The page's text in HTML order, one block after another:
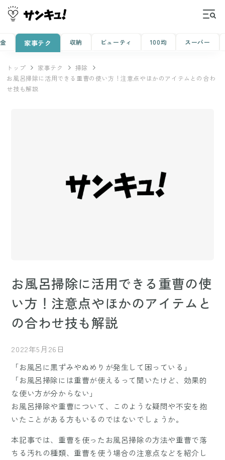
家事テク 収納 ビューティ 100均 スーパー
トップ 家事テク
掃除
お風呂掃除に活用できる重曹の使い方！注意点やほかのアイテムとの合わ
せ技も解説
お風呂掃除に活用できる重曹の使
い方！注意点やほかのアイテムと
の合わせ技も解説
2022年5月26日
「お風呂に黒ずみやぬめりが発生して困っている」
「お風呂掃除には重曹が使えるって聞いたけど、効果的
な使い方が分からない」
お風呂掃除や重曹について、このような疑問や不安を抱
いたことがある方もいるのではないでしょうか。
本記事では、重曹を使ったお風呂掃除の方法や重曹で落
ちる汚れの種類、重曹を使う場合の注意点などを紹介し